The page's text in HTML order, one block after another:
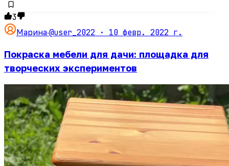
3
Марина·@user_2022 · 10 февр. 2022 г.
Покраска мебели для дачи: площадка для
творческих экспериментов